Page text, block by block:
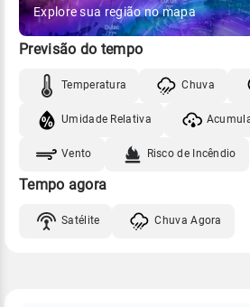
Explore sua região no mapa
Previsão do tempo
Temperatura Chuva
Umidade Relativa
Vento Risco de Incêndio
Tempo agora
Satélite Chuva Agora